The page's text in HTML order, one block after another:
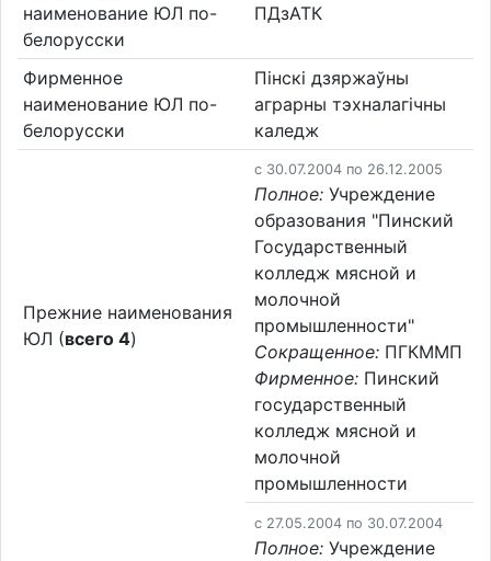
наименование ЮЛ по-
белорусски
ПДзАТК
Фирменное
наименование ЮЛ по-
белорусски
Пінскі дзяржаўны
аграрны тэхналагічны
каледж
Прежние наименования
ЮЛ (всего 4)
c 30.07.2004 по 26.12.2005
Полное: Учреждение
образования "Пинский
Государственный
колледж мясной и
молочной
промышленности"
Сокращенное: ПГКММП
Фирменное: Пинский
государственный
колледж мясной и
молочной
промышленности
c 27.05.2004 по 30.07.2004
Полное: Учреждение